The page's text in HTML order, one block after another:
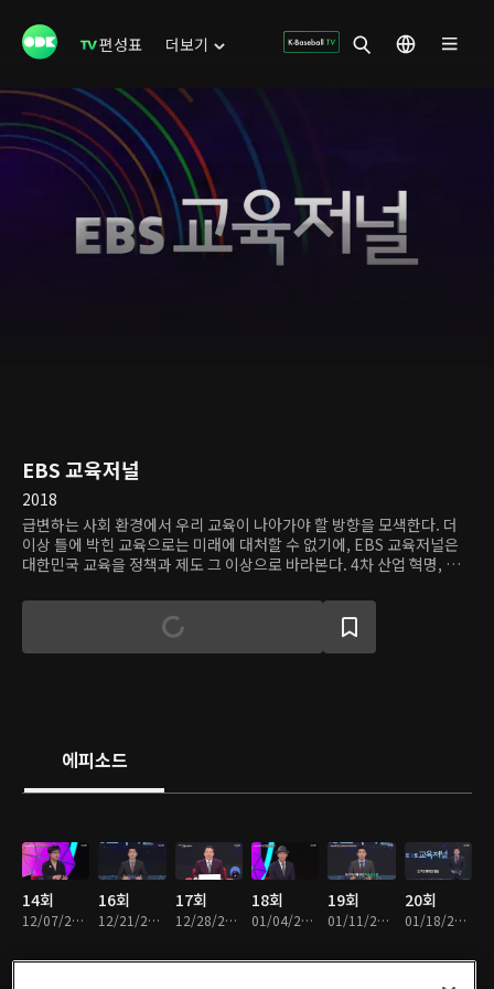
편성표 더보기
EBS 교육저널
2018
급변하는 사회 환경에서 우리 교육이 나아가야 할 방향을 모색한다. 더
이상 틀에 박힌 교육으로는 미래에 대처할 수 없기에, EBS 교육저널은
대한민국 교육을 정책과 제도 그 이상으로 바라본다. 4차 산업 혁명, 디
하는가? 노인, 장애인 등 지금까지의 교육 정책과 제도가 외면해 온 계층
에게는 어떤 교육이 필요할까? 전 세대가 공감할 수 있는 우리 시대 화두
로서의 교육을 고민하고, 매달 말 전문가들이 벌이는 치열한 토론을 통해
에피소드
14회
12/07/2018 • 56분
16회
12/21/2018 • 56분
17회
12/28/2018 • 1시간 18분
18회
01/04/2019 • 56분
19회
01/11/2019 • 59분
20회
01/18/2019 • 58분